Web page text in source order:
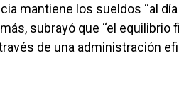
mantiene los sueldos “al
subrayó que “el
de una administración